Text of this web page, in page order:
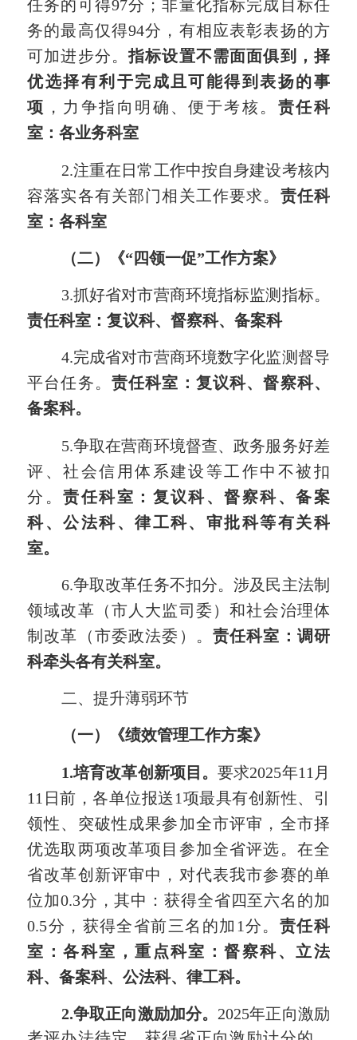
任务的可得97分；非量化指标完成目标任
务的最高仅得94分，有相应表彰表扬的方
可加进步分。指标设置不需面面俱到，择
优选择有利于完成且可能得到表扬的事
项 ，力争指向明确、便于考核。 责任科
室：各业务科室
2.注重在日常工作中按自身建设考核内
容落实各有关部门相关工作要求。 责任科
室：各科室
（二） 《“四领一促”工作方案》
3.抓好省对市营商环境指标监测指标。
责任科室 ：复议科、督察科、备案科
4.完成省对市营商环境数字化监测督导
平台任务。 责任科室：复议科、督察科、
备案科。
5.争取在营商环境督查、政务服务好差
评、社会信用体系建设等工作中不被扣
分。责任科室：复议科、督察科、备案
科、公法科、律工科、审批科等有关科
室。
6.争取改革任务不扣分。涉及民主法制
领域改革（市人大监司委）和社会治理体
制改革（市委政法委）。 责任科室：调研
科牵头各有关科室。
二、提升薄弱环节
（一）《绩效管理工作方案》
1.培育改革创新项目。要求2025年11月
11日前，各单位报送1项最具有创新性、引
领性、突破性成果参加全市评审，全市择
优选取两项改革项目参加全省评选。在全
省改革创新评审中，对代表我市参赛的单
位加0.3分，其中：获得全省四至六名的加
0.5分，获得全省前三名的加1分。 责任科
室：各科室，重点科室：督察科、立法
科、备案科、公法科、律工科。
2.争取正向激励加分。 2025年正向激励